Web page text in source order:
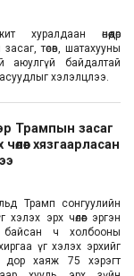
хуралдаан өнөөдөр
төсөв, шатахууны
аюулгүй байдалтай
хэлэлцлээ.
Трампын засаг
хязгаарласан
Трамп сонгуулийн
эрх чөлөөг эргэн
ч холбооны
үг хэлэх эрхийг
дор хаяж 75 хэрэгт